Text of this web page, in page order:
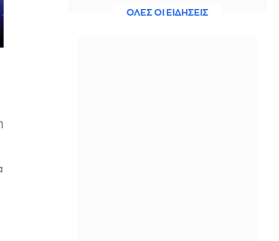
Άννα Πρέλεβιτς: Το τρυφερό
ΟΛΕΣ ΟΙ ΕΙΔΗΣΕΙΣ